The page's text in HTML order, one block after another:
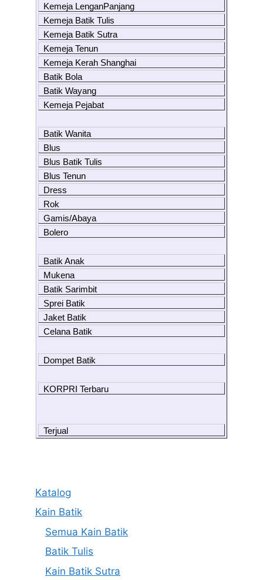
Kemeja LenganPanjang
Kemeja Batik Tulis
Kemeja Batik Sutra
Kemeja Tenun
Kemeja Kerah Shanghai
Batik Bola
Batik Wayang
Kemeja Pejabat
Batik Wanita
Blus
Blus Batik Tulis
Blus Tenun
Dress
Rok
Gamis/Abaya
Bolero
Batik Anak
Mukena
Batik Sarimbit
Sprei Batik
Jaket Batik
Celana Batik
Dompet Batik
KORPRI Terbaru
Terjual
Katalog
Kain Batik
Semua Kain Batik
Batik Tulis
Kain Batik Sutra